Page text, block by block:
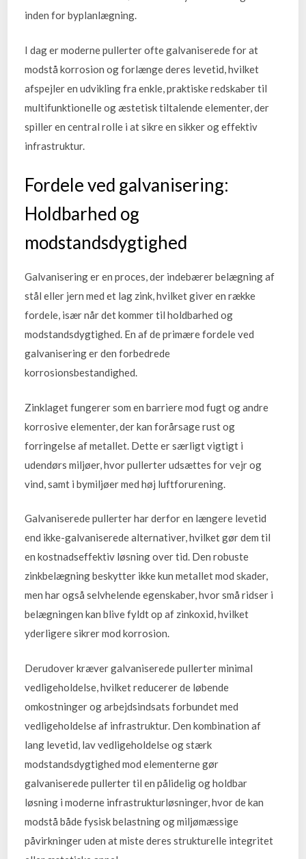
inden for byplanlægning.
I dag er moderne pullerter ofte galvaniserede for at
modstå korrosion og forlænge deres levetid, hvilket
afspejler en udvikling fra enkle, praktiske redskaber til
multifunktionelle og æstetisk tiltalende elementer, der
spiller en central rolle i at sikre en sikker og effektiv
infrastruktur.
Fordele ved galvanisering:
Holdbarhed og
modstandsdygtighed
Galvanisering er en proces, der indebærer belægning af
stål eller jern med et lag zink, hvilket giver en række
fordele, især når det kommer til holdbarhed og
modstandsdygtighed. En af de primære fordele ved
galvanisering er den forbedrede
korrosionsbestandighed.
Zinklaget fungerer som en barriere mod fugt og andre
korrosive elementer, der kan forårsage rust og
forringelse af metallet. Dette er særligt vigtigt i
udendørs miljøer, hvor pullerter udsættes for vejr og
vind, samt i bymiljøer med høj luftforurening.
Galvaniserede pullerter har derfor en længere levetid
end ikke-galvaniserede alternativer, hvilket gør dem til
en kostnadseffektiv løsning over tid. Den robuste
zinkbelægning beskytter ikke kun metallet mod skader,
men har også selvhelende egenskaber, hvor små ridser i
belægningen kan blive fyldt op af zinkoxid, hvilket
yderligere sikrer mod korrosion.
Derudover kræver galvaniserede pullerter minimal
vedligeholdelse, hvilket reducerer de løbende
omkostninger og arbejdsindsats forbundet med
vedligeholdelse af infrastruktur. Den kombination af
lang levetid, lav vedligeholdelse og stærk
modstandsdygtighed mod elementerne gør
galvaniserede pullerter til en pålidelig og holdbar
løsning i moderne infrastrukturløsninger, hvor de kan
modstå både fysisk belastning og miljømæssige
påvirkninger uden at miste deres strukturelle integritet